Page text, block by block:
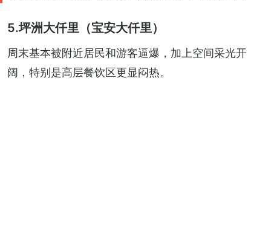
5.坪洲大仟里（宝安大仟里）
周末基本被附近居民和游客逼爆，加上空间采光开
阔，特别是高层餐饮区更显闷热。